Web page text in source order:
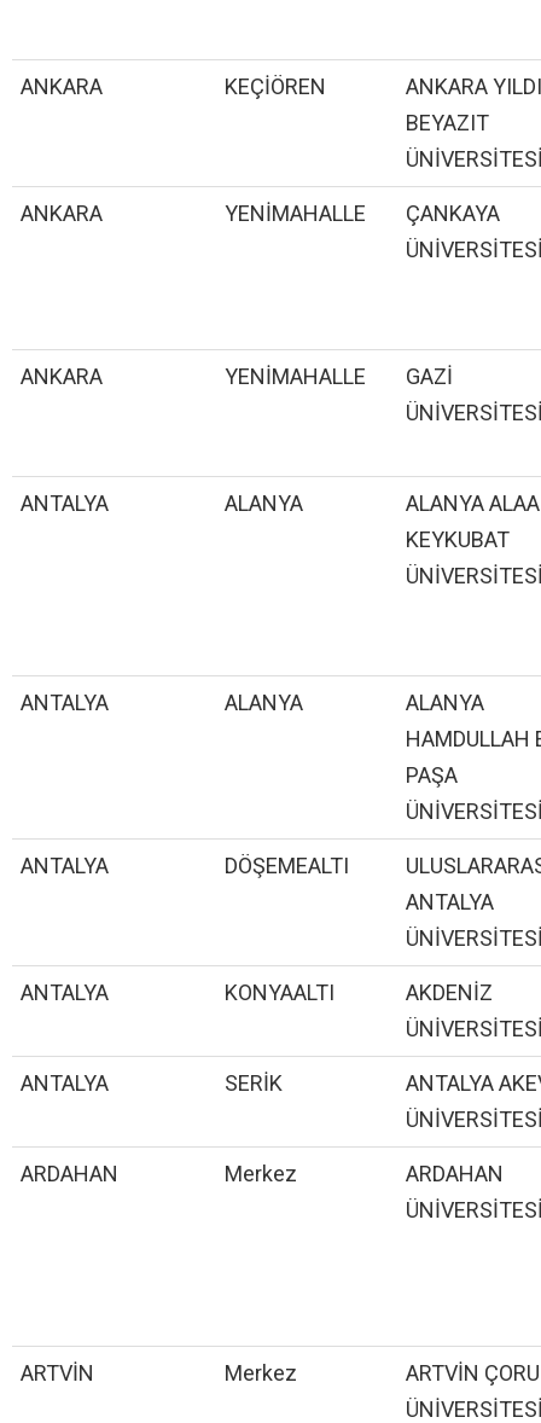
ANKARA KEÇİÖREN
ANKARA
BEYAZIT
ANKARA YENİMAHALLE
ÇANKAYA
ANKARA YENİMAHALLE
GAZİ
ANTALYA ALANYA
ALANYA
KEYKUBAT
ANTALYA ALANYA
ALANYA
HAMDULLAH
PAŞA
ANTALYA DÖŞEMEALTI
ANTALYA
ANTALYA KONYAALTI
AKDENİZ
ANTALYA SERİK
ANTALYA
ARDAHAN Merkez
ARDAHAN
ARTVİN Merkez
ARTVİN